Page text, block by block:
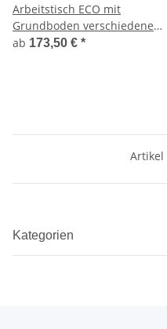
Arbeitstisch ECO mit
Grundboden verschiedene
Größen, mit Aufkantung,
ab 173,50 € *
Artikel
Kategorien